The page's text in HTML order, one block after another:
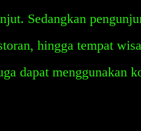
Sedangkan
hingga tempat
dapat menggunakan